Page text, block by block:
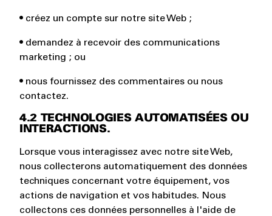
• créez un compte sur notre site Web ;
• demandez à recevoir des communications
marketing ; ou
• nous fournissez des commentaires ou nous
contactez.
4.2 TECHNOLOGIES AUTOMATISÉES OU
INTERACTIONS.
Lorsque vous interagissez avec notre site Web,
nous collecterons automatiquement des données
techniques concernant votre équipement, vos
actions de navigation et vos habitudes. Nous
collectons ces données personnelles à l'aide de